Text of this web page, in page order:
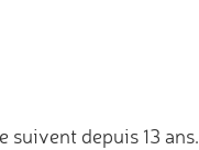
suivent depuis 13 ans.